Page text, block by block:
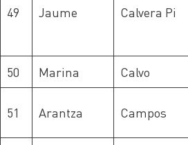
49 Jaume Calvera Pi
50
Marina Calvo
51 Arantza Campos